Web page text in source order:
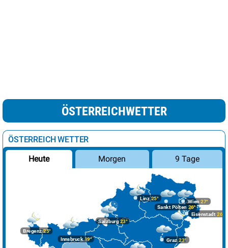
ÖSTERREICHWETTER
ÖSTERREICH WETTER
Heute Morgen 9 Tage
Bregenz25°
Graz23°
Innsbruck19°
Linz25°
Salzburg23°
Wien 27°
Eisenstadt 26°
Sankt Pölten 26°